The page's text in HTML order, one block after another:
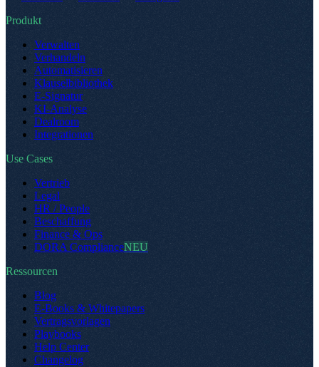
Produkt
Verwalten
Verhandeln
Automatisieren
Klauselbibliothek
E-Signatur
KI-Analyse
Dealroom
Integrationen
Use Cases
Vertrieb
Legal
HR / People
Beschaffung
Finance & Ops
DORA ComplianceNEU
Ressourcen
Blog
E-Books & Whitepapers
Vertragsvorlagen
Playbooks
Help Center
Changelog